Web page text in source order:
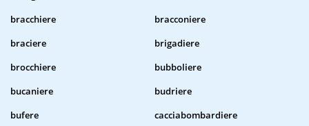
bracchiere
bracconiere
braciere
brigadiere
brocchiere
bubboliere
bucaniere
budriere
bufere
cacciabombardiere